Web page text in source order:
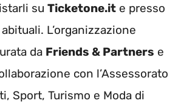
su Ticketone.it e presso
L’organizzazione
da Friends & Partners e
con l’Assessorato
Sport, Turismo e Moda di